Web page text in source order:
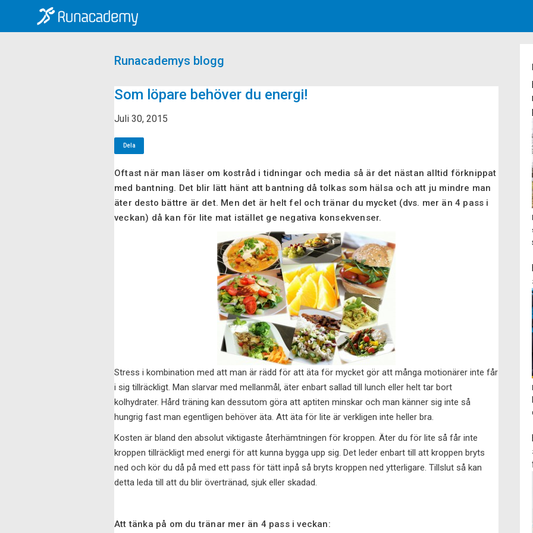
Runacademys blogg
Som löpare behöver du energi!
Juli 30, 2015
Dela
Oftast när man läser om kostråd i tidningar och media så är det nästan alltid förknippat
med bantning. Det blir lätt hänt att bantning då tolkas som hälsa och att ju mindre man
äter desto bättre är det. Men det är helt fel och tränar du mycket (dvs. mer än 4 pass i
veckan) då kan för lite mat istället ge negativa konsekvenser.
Stress i kombination med att man är rädd för att äta för mycket gör att många motionärer inte får
i sig tillräckligt. Man slarvar med mellanmål, äter enbart sallad till lunch eller helt tar bort
kolhydrater. Hård träning kan dessutom göra att aptiten minskar och man känner sig inte så
hungrig fast man egentligen behöver äta. Att äta för lite är verkligen inte heller bra.
Kosten är bland den absolut viktigaste återhämtningen för kroppen. Äter du för lite så får inte
kroppen tillräckligt med energi för att kunna bygga upp sig. Det leder enbart till att kroppen bryts
ned och kör du då på med ett pass för tätt inpå så bryts kroppen ned ytterligare. Tillslut så kan
detta leda till att du blir övertränad, sjuk eller skadad.
Att tänka på om du tränar mer än 4 pass i veckan: